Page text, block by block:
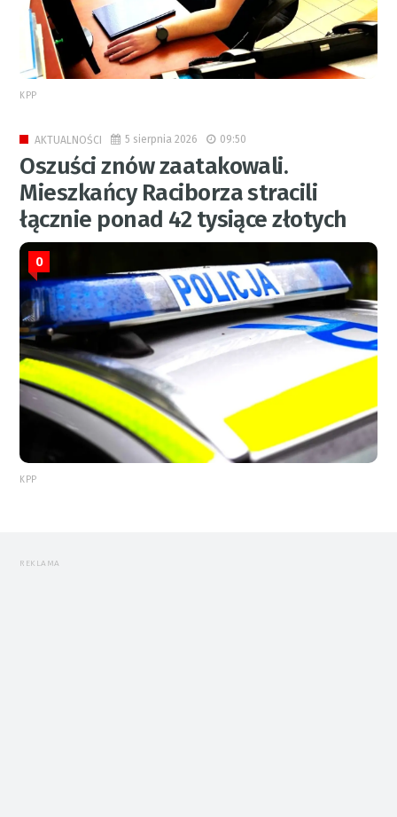
KPP
AKTUALNOŚCI 5 sierpnia 2026 09:50
Oszuści znów zaatakowali.
Mieszkańcy Raciborza stracili
łącznie ponad 42 tysiące złotych
0
KPP
REKLAMA